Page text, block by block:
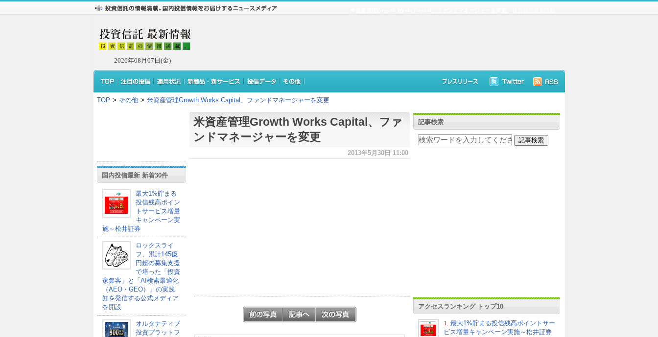
2026年08月07日(金)
TOP > その他 > 米資産管理Growth Works Capital、ファンドマネージャーを変更
国内投信最新 新着30件
最大1%貯まる
投信残高ポイン
トサービス増量
キャンペーン実
施～松井証券
ロックスライ
フ、累計145億
円超の募集支援
で培った「投資
家集客」と「AI検索最適化
（AEO・GEO）」の実践
知を発信する公式メディア
を開設
オルタナティブ
投資プラットフ
米資産管理Growth Works Capital、ファ
ンドマネージャーを変更
2013年5月30日 11:00
記事検索
アクセスランキング トップ10
1.
最大1%貯まる投信残高ポイントサー
ビス増量キャンペーン実施～松井証券